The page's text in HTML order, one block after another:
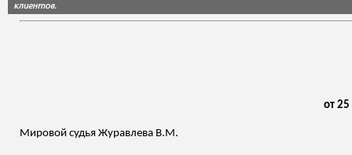
от
Мировой судья Журавлева В.М.